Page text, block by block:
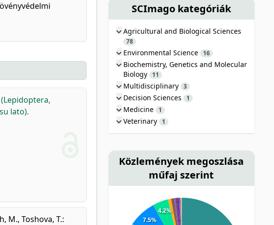
lato).
M., Toshova, T.:
SCImago kategóriák
Agricultural and Biological Sciences
78
Environmental Science 16
Biochemistry, Genetics and Molecular
Biology
11
Multidisciplinary 3
Decision Sciences 1
Medicine 1
Veterinary 1
Közlemények megoszlása
műfaj szerint
7.5%
4.2%